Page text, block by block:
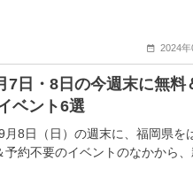
2024年
7日・8日の今週末に無料
ベント6選
8日（日）の週末に、福岡県を
約不要のイベントのなかから、